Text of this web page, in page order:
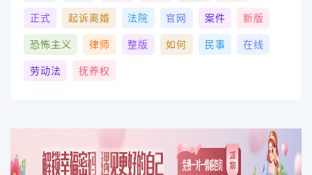
正式 起诉离婚 法院 官网 案件 新版
恐怖主义 律师 整版 如何 民事 在线
劳动法 抚养权